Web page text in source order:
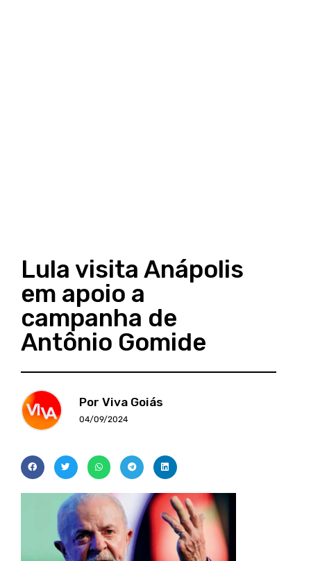
Lula visita Anápolis
em apoio a
campanha de
Antônio Gomide
Por Viva Goiás
04/09/2024